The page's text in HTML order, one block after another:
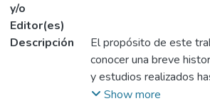
y/o
Editor(es)
Descripción
El propósito de este
conocer una breve
y estudios realizados
para lograr una
Show more